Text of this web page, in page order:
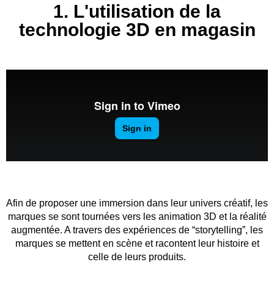
1. L'utilisation de la
technologie 3D en magasin
Afin de proposer une immersion dans leur univers créatif, les
marques se sont tournées vers les animation 3D et la réalité
augmentée. A travers des expériences de “storytelling”, les
marques se mettent en scène et racontent leur histoire et
celle de leurs produits.